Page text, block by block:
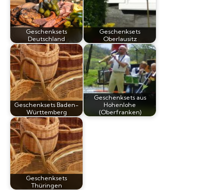
Geschenksets
Deutschland
Geschenksets
Oberlausitz
Geschenksets Baden-
Württemberg
Geschenksets aus
Hohenlohe
(Oberfranken)
Geschenksets
Thüringen